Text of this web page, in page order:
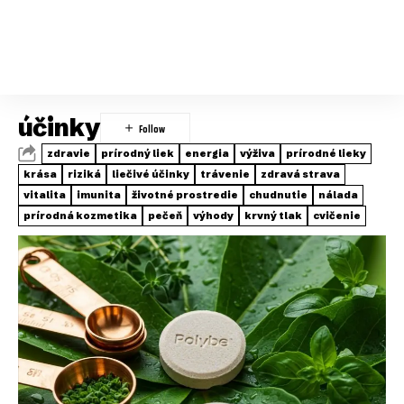
účinky
zdravie prírodný liek energia výživa
prírodné lieky
krása
riziká liečivé účinky trávenie
zdravá strava
vitalita
imunita životné prostredie chudnutie
nálada
prírodná kozmetika
pečeň výhody krvný tlak cvičenie